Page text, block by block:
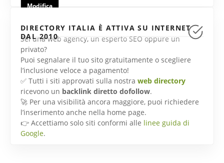
Modifica
DIRECTORY ITALIA È ATTIVA SU INTERNET
DAL 2010
Sei una web agency, un esperto SEO oppure un
privato?
Puoi segnalare il tuo sito gratuitamente o scegliere
l’inclusione veloce a pagamento!
✅ Tutti i siti approvati sulla nostra web directory
ricevono un backlink diretto dofollow.
🚀 Per una visibilità ancora maggiore, puoi richiedere
l’inserimento anche nella home page.
👉 Accettiamo solo siti conformi alle linee guida di
Google.